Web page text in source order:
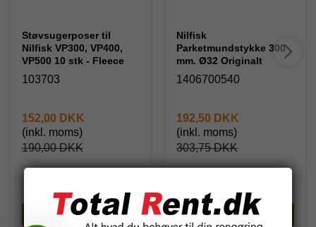
Støvsugerposer til
Nilfisk VP300, VP400,
VP500 10 stk - Fleece
103703
190,00 DKK
152,00 DKK
(inkl. moms)
Køb
Nilfisk
Parketmundstykke 300
mm. Ø32 Originalt
1406700540
303,75 DKK
192,50 DKK
(inkl. moms)
Køb